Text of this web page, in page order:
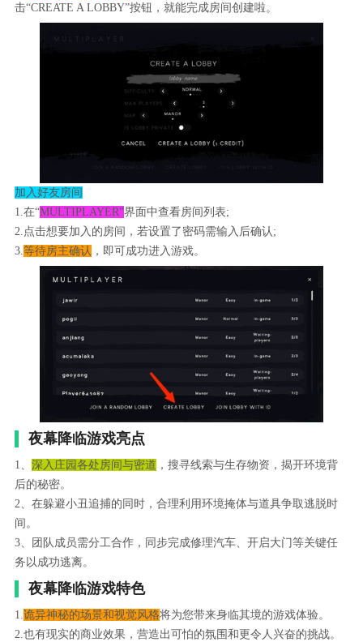
击“CREATE A LOBBY”按钮，就能完成房间创建啦。
加入好友房间
1.在“MULTIPLAYER”界面中查看房间列表;
2.点击想要加入的房间，若设置了密码需输入后确认;
3. 等待房主确认 ，即可成功进入游戏。
夜幕降临游戏亮点
1、 深入庄园各处房间与密道 ，搜寻线索与生存物资，揭开环境背
后的秘密。
2、在躲避小丑追捕的同时，合理利用环境掩体与道具争取逃脱时
间。
3、团队成员需分工合作，同步完成修理汽车、开启大门等关键任
务以成功逃离。
夜幕降临游戏特色
1. 诡异神秘的场景和视觉风格将为您带来身临其境的游戏体验。
2.也有现实的商业效果，营造出可怕的氛围和更令人兴奋的挑战。